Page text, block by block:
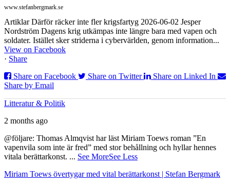
www.stefanbergmark.se
Artiklar Därför räcker inte fler krigsfartyg 2026-06-02 Jesper
Nordström Dagens krig utkämpas inte längre bara med vapen och
soldater. Istället sker striderna i cybervärlden, genom information...
View on Facebook
· Share
Share on Facebook
Share on Twitter
Share on Linked In
Share by Email
Litteratur & Politik
2 months ago
@följare: Thomas Almqvist har läst Miriam Toews roman ”En
vapenvila som inte är fred” med stor behållning och hyllar hennes
vitala berättarkonst. ... See MoreSee Less
Miriam Toews övertygar med vital berättarkonst | Stefan Bergmark